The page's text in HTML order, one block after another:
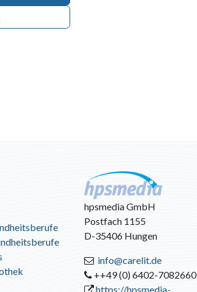
hpsmedia GmbH
Postfach 1155
D-35406 Hungen
info@carelit.de
++49 (0) 6402-7082660
https://hpsmedia-